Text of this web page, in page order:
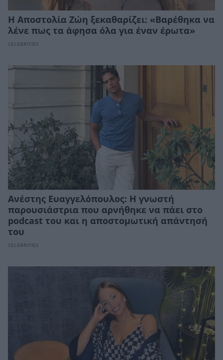
Η Αποστολία Ζώη ξεκαθαρίζει: «Βαρέθηκα να
λένε πως τα άφησα όλα για έναν έρωτα»
CELEBRITIES
Ανέστης Ευαγγελόπουλος: Η γνωστή
παρουσιάστρια που αρνήθηκε να πάει στο
podcast του και η αποστομωτική απάντησή
του
CELEBRITIES